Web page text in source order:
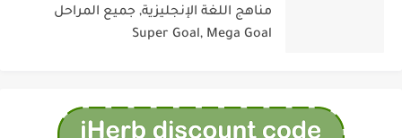
مناهج اللغة الإنجليزية, جميع المراحل
Super Goal, Mega Goal